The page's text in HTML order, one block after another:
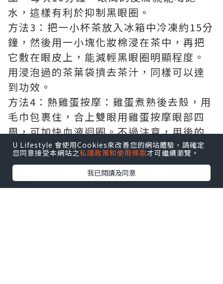
水，這樣有利於抑制黑眼圈。
方法3：把一小杯茶放入冰箱中冷凍約15分
鐘，然後用一小塊化妝棉浸在茶中，再把
它敷在眼皮上，能減輕黑眼圈明顯程度。
用浸泡過的茶葉袋擠去茶汁，同樣可以達
到功效。
方法4：熱雞蛋按摩：雞蛋煮熟後去殼，用
毛巾包裹住，合上雙眼用雞蛋按摩眼部四
周，可加快血液迴圈。不過注意，用後的
雞蛋恐怕是不能再吃了。
方法5：蘋果片敷眼：蘋果洗淨切片，敷上
眼15分鐘後用水洗淨。蘋果含汁量越高越
好。至於用過的蘋果片，當然也不能再食
U Lifestyle 會使用Cookies來改善您的網站體驗，請確定
您同意接受本網站之私隱政策和使用條款才可繼續瀏覽。
我已閱讀及同意